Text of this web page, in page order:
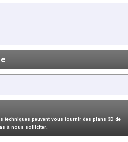
techniques peuvent vous fournir des plans 3D de
à nous solliciter.